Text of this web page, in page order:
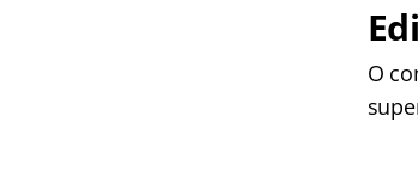
O